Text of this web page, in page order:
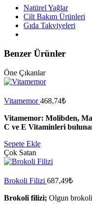
Natürel Yağlar
Cilt Bakım Ürünleri
Gıda Takviyeleri
Benzer Ürünler
Öne Çıkanlar
Vitamemor468,74₺
Vitamemor: Molibden,
C ve E Vitaminleri
Sepete Ekle
Çok Satan
Brokoli Filizi 687,49₺
Brokoli filizi; Olgun